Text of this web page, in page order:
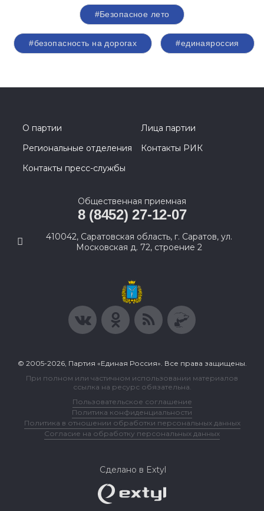
#Безопасное лето
#безопасность на дорогах #единаяроссия
О партии
Лица партии
Региональные отделения
Контакты РИК
Контакты пресс-службы
Общественная приемная
8 (8452) 27-12-07
410042, Саратовская область, г. Саратов, ул.
Московская д. 72, строение 2
© 2005-2026, Партия «Единая Россия». Все права защищены.
При полном или частичном использовании материалов
ссылка на ресурс обязательна.
Пользовательское соглашение
Политика конфиденциальности
Политика в отношении обработки персональных данных
Согласие на обработку персональных данных
Сделано в Extyl